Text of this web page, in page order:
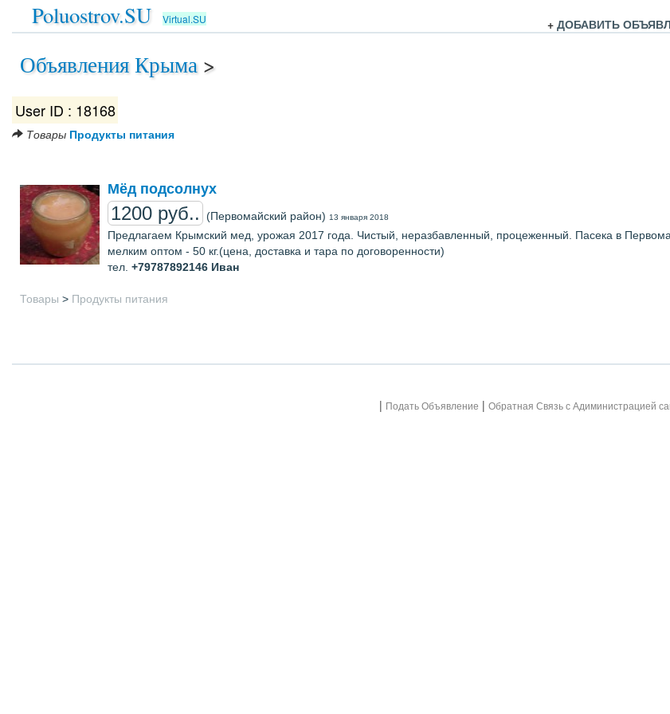
Poluostrov.SU Virtual.SU + ДОБАВИТЬ
Объявления Крыма >
User ID : 18168
Товары Продукты питания
Мёд подсолнух
1200 руб.. (Первомайский район) 13 января 2018
Предлагаем Крымский мед, урожая 2017 года. Чистый, неразбавленный, процеженный. Пасека в
мелким оптом - 50 кг.(цена, доставка и тара по договоренности)
тел. +79787892146 Иван
Товары > Продукты питания
| Подать Объявление | Обратная Связь с Адиминистрацией